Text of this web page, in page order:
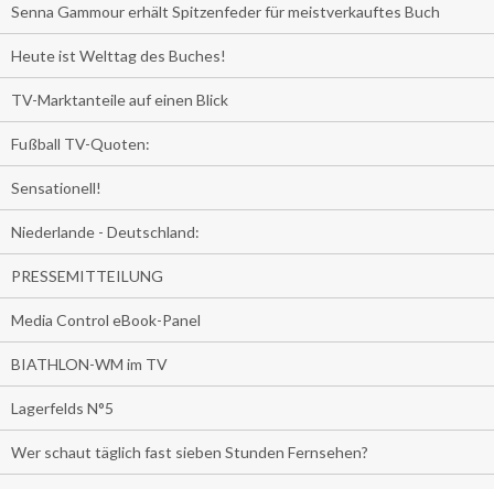
Senna Gammour erhält Spitzenfeder für meistverkauftes Buch
Heute ist Welttag des Buches!
TV-Marktanteile auf einen Blick
Fußball TV-Quoten:
Sensationell!
Niederlande - Deutschland:
PRESSEMITTEILUNG
Media Control eBook-Panel
BIATHLON-WM im TV
Lagerfelds N°5
Wer schaut täglich fast sieben Stunden Fernsehen?